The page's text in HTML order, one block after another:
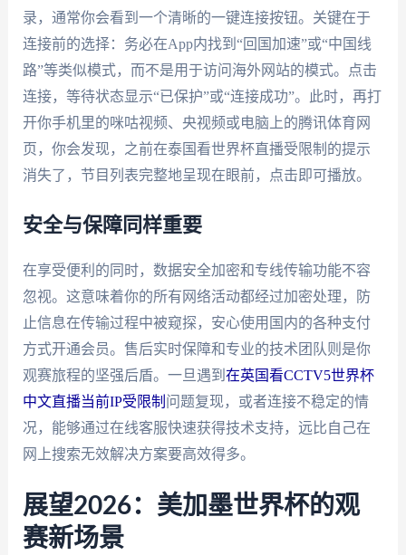
录，通常你会看到一个清晰的一键连接按钮。关键在于
连接前的选择：务必在App内找到“回国加速”或“中国线
路”等类似模式，而不是用于访问海外网站的模式。点击
连接，等待状态显示“已保护”或“连接成功”。此时，再打
开你手机里的咪咕视频、央视频或电脑上的腾讯体育网
页，你会发现，之前在泰国看世界杯直播受限制的提示
消失了，节目列表完整地呈现在眼前，点击即可播放。
安全与保障同样重要
在享受便利的同时，数据安全加密和专线传输功能不容
忽视。这意味着你的所有网络活动都经过加密处理，防
止信息在传输过程中被窥探，安心使用国内的各种支付
方式开通会员。售后实时保障和专业的技术团队则是你
观赛旅程的坚强后盾。一旦遇到 在英国看CCTV5世界杯
中文直播当前IP受限制 问题复现，或者连接不稳定的情
况，能够通过在线客服快速获得技术支持，远比自己在
网上搜索无效解决方案要高效得多。
展望2026：美加墨世界杯的观
赛新场景